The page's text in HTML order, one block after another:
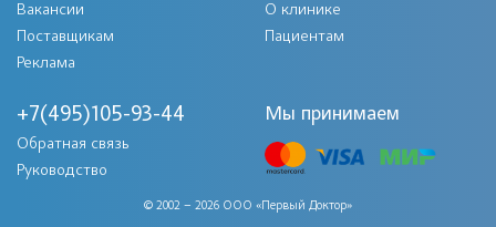
выделения расцениваются как
типичный признак.
заболевания хронический отит
является практически
неотступным спутником
больных. Внутри слухового
Вакансии
Поставщикам
Реклама
О клинике
Пациентам
+7(495)105-93-44
Обратная связь
Руководство
© 2002 – 2026 ООО «Первый Доктор»
Мы принимаем